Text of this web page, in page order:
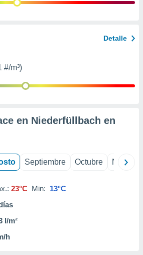
Detalle
#/m³)
en Niederfüllbach en
Septiembre Octubre
23°C Min: 13°C
l/m²
h